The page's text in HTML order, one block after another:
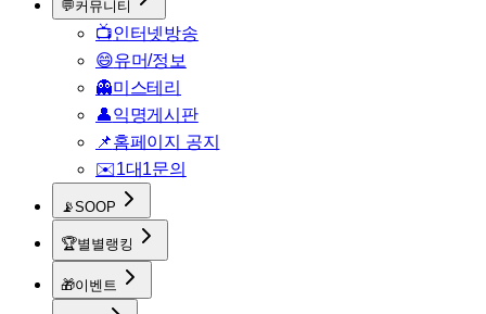
💬커뮤니티
📺인터넷방송
😄유머/정보
👻미스테리
👤익명게시판
📌홈페이지 공지
✉️1대1문의
📡SOOP
🏆별별랭킹
🎁이벤트